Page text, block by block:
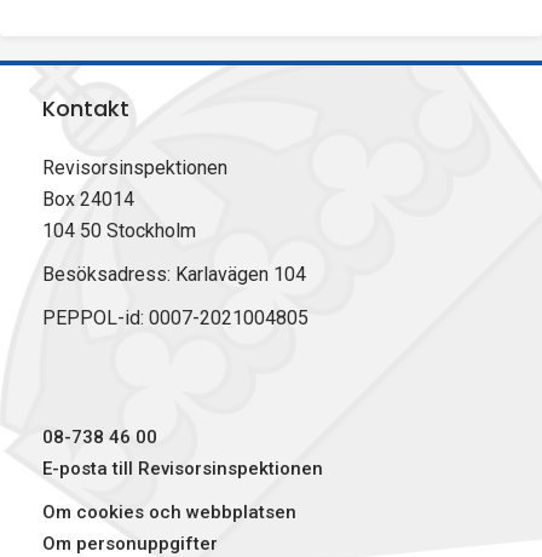
Kontakt
Revisorsinspektionen
Box 24014
104 50 Stockholm
Besöksadress: Karlavägen 104
PEPPOL-id: 0007-2021004805
08-738 46 00
E-posta till Revisorsinspektionen
Om cookies och webbplatsen
Om personuppgifter